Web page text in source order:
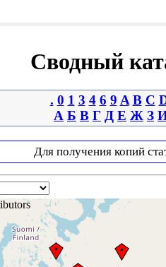
Сводный
. 0 1 3 4 6 9 A B C
А Б В Г Д Е Ж З
Для получения копий